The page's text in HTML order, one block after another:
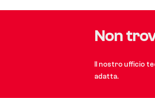
Non
Il nostro ufficio
adatta.